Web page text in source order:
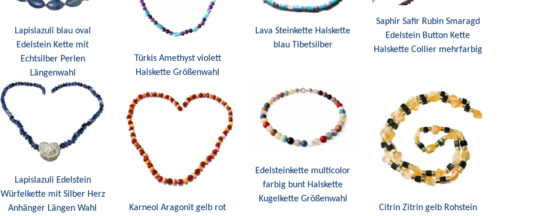
Lapislazuli blau oval
Edelstein Kette mit
Echtsilber Perlen
Längenwahl
Türkis Amethyst violett
Halskette Größenwahl
Lava Steinkette Halskette
blau Tibetsilber
Saphir Safir Rubin Smaragd
Edelstein Button Kette
Halskette Collier mehrfarbig
Lapislazuli Edelstein
Würfelkette mit Silber Herz
Anhänger Längen Wahl
Karneol Aragonit gelb rot
Edelsteinkette multicolor
farbig bunt Halskette
Kugelkette Größenwahl
Citrin Zitrin gelb Rohstein